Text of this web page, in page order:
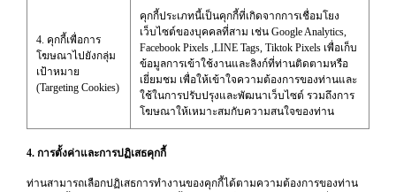
4. คุกกี้เพื่อการ
โฆษณาไปยังกลุ่ม
เป้าหมาย
(Targeting Cookies)
คุกกี้ประเภทนี้เป็นคุกกี้ที่เกิดจากการเชื่อมโยง
เว็บไซต์ของบุคคลที่สาม เช่น Google Analytics,
Facebook Pixels ,LINE Tags, Tiktok Pixels เพื่อเก็บ
ข้อมูลการเข้าใช้งานและลิงก์ที่ท่านติดตามหรือ
เยี่ยมชม เพื่อให้เข้าใจความต้องการของท่านและ
ใช้ในการปรับปรุงและพัฒนาเว็บไซต์ รวมถึงการ
โฆษณาให้เหมาะสมกับความสนใจของท่าน
4. การตั้งค่าและการปฏิเสธคุกกี้
ท่านสามารถเลือกปฏิเสธการทำงานของคุกกี้ได้ตามความต้องการของท่าน